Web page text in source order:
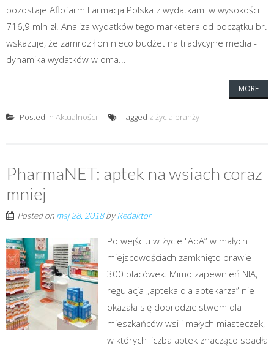
pozostaje Aflofarm Farmacja Polska z wydatkami w wysokości
716,9 mln zł. Analiza wydatków tego marketera od początku br.
wskazuje, że zamroził on nieco budżet na tradycyjne media -
dynamika wydatków w oma...
MORE
Posted in Aktualności Tagged z życia branży
PharmaNET: aptek na wsiach coraz
mniej
Posted on maj 28, 2018by Redaktor
Po wejściu w życie "AdA” w małych
miejscowościach zamknięto prawie
300 placówek. Mimo zapewnień NIA,
regulacja „apteka dla aptekarza” nie
okazała się dobrodziejstwem dla
mieszkańców wsi i małych miasteczek,
w których liczba aptek znacząco spadła